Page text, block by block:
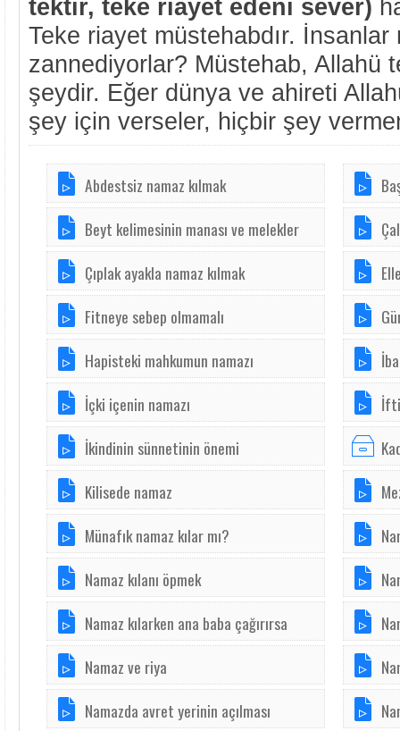
tektir, teke riayet edeni sever)
Teke riayet müstehabdır. İnsanlar
zannediyorlar? Müstehab, Allahü
şeydir. Eğer dünya ve ahireti
şey için verseler, hiçbir şey
Abdestsiz namaz kılmak
Beyt kelimesinin manası ve melekler
Çıplak ayakla namaz kılmak
Fitneye sebep olmamalı
Hapisteki mahkumun namazı
İçki içenin namazı
İkindinin sünnetinin önemi
Kilisede namaz
Münafık namaz kılar mı?
Namaz kılanı öpmek
Namaz kılarken ana baba çağırırsa
Namaz ve riya
Namazda avret yerinin açılması